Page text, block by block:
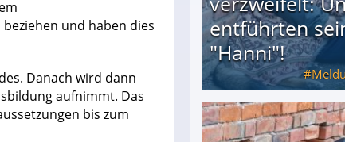
und haben dies
Danach wird dann
aufnimmt. Das
bis zum
entführten
"Hanni"!
(58) verzweifelt: Unbekannte entführten seine Hündin